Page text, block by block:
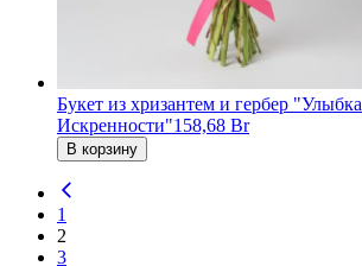
Букет из хризантем и гербер "Улыбка
Искренности"158,68 Br
В корзину
1
2
3